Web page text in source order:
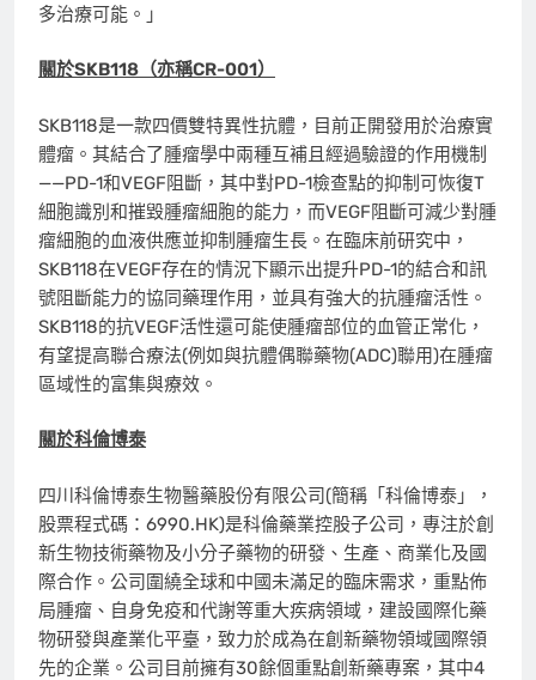
多治療可能。 」
關於SKB118 （亦稱CR-001）
SKB118是一款四價雙特異性抗體，目前正開發用於治療實
體瘤。其結合了腫瘤學中兩種互補且經過驗證的作用機制
——PD-1和VEGF阻斷，其中對PD-1檢查點的抑制可恢復T
細胞識別和摧毀腫瘤細胞的能力，而VEGF阻斷可減少對腫
瘤細胞的血液供應並抑制腫瘤生長。在臨床前研究中，
SKB118在VEGF存在的情況下顯示出提升PD-1的結合和訊
號阻斷能力的協同藥理作用，並具有強大的抗腫瘤活性。
SKB118的抗VEGF活性還可能使腫瘤部位的血管正常化，
有望提高聯合療法(例如與抗體偶聯藥物(ADC)聯用)在腫瘤
區域性的富集與療效。
關於科倫博泰
四川科倫博泰生物醫藥股份有限公司(簡稱 「 科倫博泰 」
，
股票程式碼：6990.HK)是科倫藥業控股子公司，專注於創
新生物技術藥物及小分子藥物的研發、生產、商業化及國
際合作。公司圍繞全球和中國未滿足的臨床需求，重點佈
局腫瘤、自身免疫和代謝等重大疾病領域，建設國際化藥
物研發與產業化平臺，致力於成為在創新藥物領域國際領
先的企業。公司目前擁有30餘個重點創新藥專案，其中4